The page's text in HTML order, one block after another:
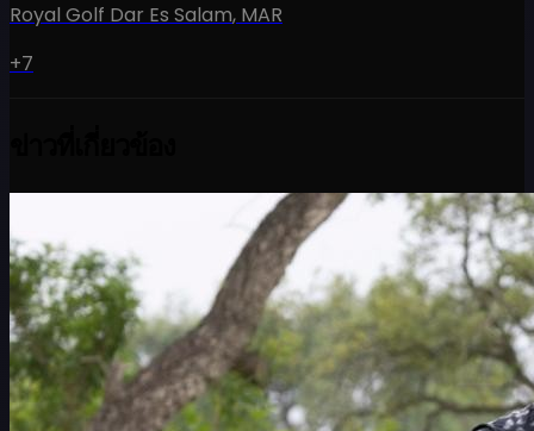
Royal Golf Dar Es Salam, MAR
+7